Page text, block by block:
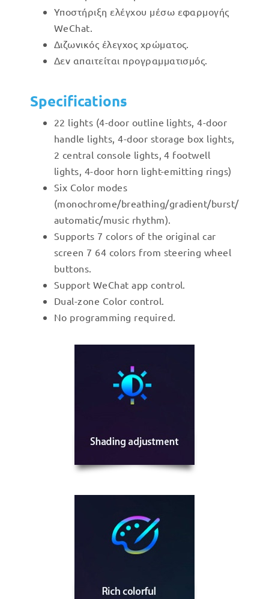
Υποστήριξη ελέγχου μέσω εφαρμογής
WeChat.
Διζωνικός έλεγχος χρώματος.
Δεν απαιτείται προγραμματισμός.
Specifications
22 lights (4-door outline lights, 4-door
handle lights, 4-door storage box lights,
2 central console lights, 4 footwell
lights, 4-door horn light-emitting rings)
Six Color modes
(monochrome/breathing/gradient/burst/
automatic/music rhythm).
Supports 7 colors of the original car
screen 7 64 colors from steering wheel
buttons.
Support WeChat app control.
Dual-zone Color control.
No programming required.